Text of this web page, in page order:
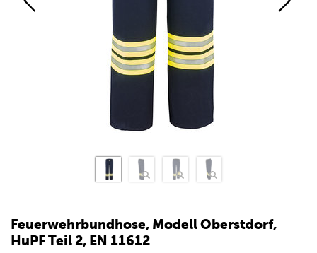
Feuerwehrbundhose, Modell Oberstdorf,
HuPF Teil 2, EN 11612